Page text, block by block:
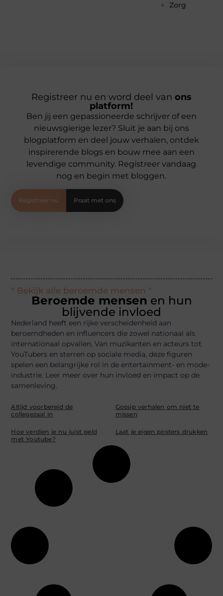
Zorg
Registreer nu en word deel van ons
platform!
Ben jij een gepassioneerde schrijver of een
nieuwsgierige lezer? Sluit je aan bij ons
blogplatform en deel jouw verhalen, ontdek
inspirerende blogs en bouw mee aan een
levendige community. Registreer vandaag
nog en begin met bloggen.
Registreer nu Praat met ons
" Bekijk alle beroemde mensen "
Beroemde mensen en hun
blijvende invloed
Nederland heeft een rijke verscheidenheid aan
beroemdheden en influencers die zowel nationaal als
internationaal opvallen. Van muzikanten en acteurs tot
YouTubers en sterren op sociale media, deze figuren
spelen een belangrijke rol in de entertainment- en mode-
industrie. Leer meer over hun invloed en impact op de
samenleving.
Altijd voorbereid de
collegezaal in
Gossip verhalen om niet te
missen
Hoe verdien je nu juist geld
met Youtube?
Laat je eigen posters drukken